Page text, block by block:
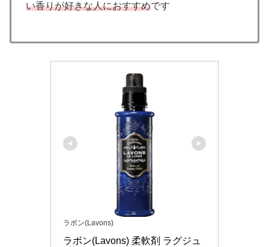
い香りが好きな人におすすめです
ラボン(Lavons)
ラボン(Lavons) 柔軟剤 ラグジュ